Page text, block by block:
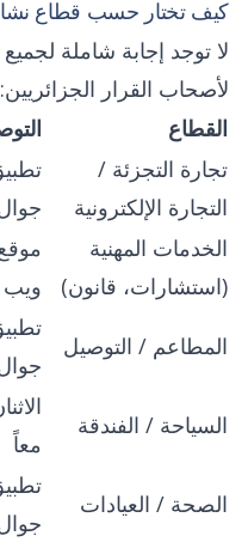
كيف تختار حسب قطاع
لا توجد إجابة شاملة لجميع
لأصحاب القرار الجزائريين:
القطاع
تجارة التجزئة /
التجارة الإلكترونية
الخدمات المهنية
(استشارات، قانون)
ويب
المطاعم / التوصيل
السياحة / الفندقة
معاً
الصحة / العيادات